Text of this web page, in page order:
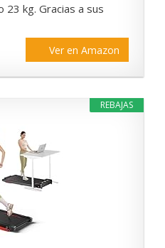
kg. Gracias a sus
Ver en Amazon
REBAJAS